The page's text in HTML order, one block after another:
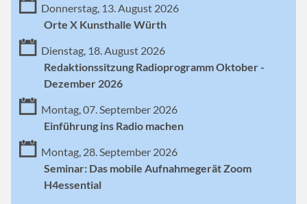
Donnerstag, 13. August 2026
Orte X Kunsthalle Würth
Dienstag, 18. August 2026
Redaktionssitzung Radioprogramm Oktober -
Dezember 2026
Montag, 07. September 2026
Einführung ins Radio machen
Montag, 28. September 2026
Seminar: Das mobile Aufnahmegerät Zoom
H4essential